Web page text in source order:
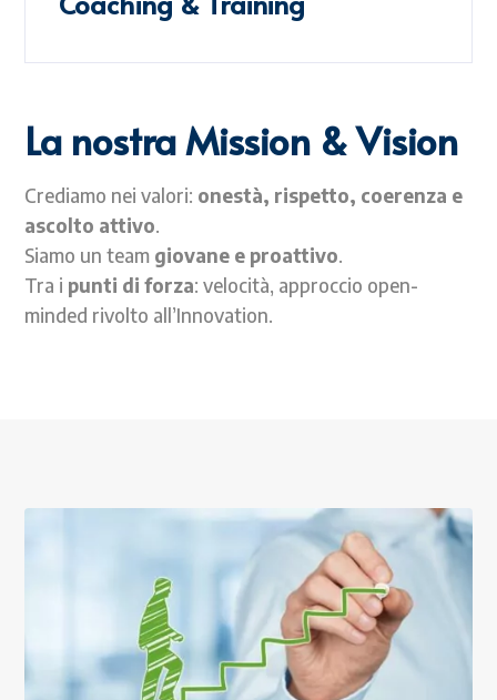
La nostra Mission & Vision
Crediamo nei valori: onestà, rispetto, coerenza e
ascolto attivo.
Siamo un team giovane e proattivo.
Tra i punti di forza: velocità, approccio open-
minded rivolto all’Innovation.